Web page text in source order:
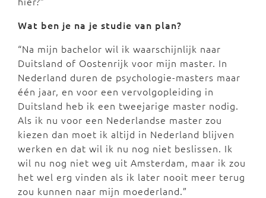
Wat ben je na je studie van plan?
“Na mijn bachelor wil ik waarschijnlijk naar
Duitsland of Oostenrijk voor mijn master. In
Nederland duren de psychologie-masters maar
één jaar, en voor een vervolgopleiding in
Duitsland heb ik een tweejarige master nodig.
Als ik nu voor een Nederlandse master zou
kiezen dan moet ik altijd in Nederland blijven
werken en dat wil ik nu nog niet beslissen. Ik
wil nu nog niet weg uit Amsterdam, maar ik zou
het wel erg vinden als ik later nooit meer terug
zou kunnen naar mijn moederland.”